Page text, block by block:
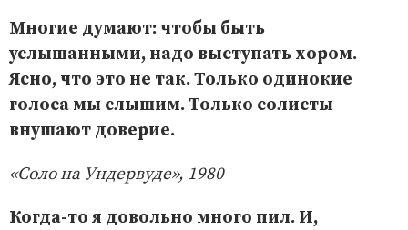
Многие думают: чтобы быть
услышанными, надо выступать хором.
Ясно, что это не так. Только одинокие
голоса мы слышим. Только солисты
внушают доверие.
«Соло на Ундервуде», 1980
Когда-то я довольно много пил. И,